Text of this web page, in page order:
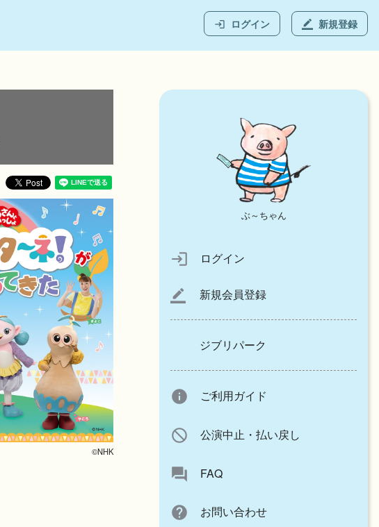
login ログイン border_color 新規登録
©NHK
ぶ～ちゃん
login ログイン
border_color 新規会員登録
ジブリパーク
info ご利用ガイド
block 公演中止・払い戻し
forum FAQ
help お問い合わせ